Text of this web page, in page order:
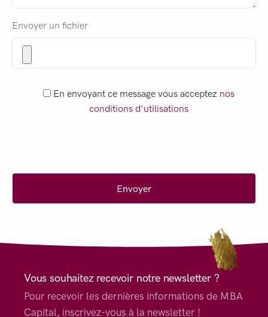
Envoyer un fichier
En envoyant ce message vous acceptez nos
conditions d’utilisations
Vous souhaitez recevoir notre newsletter ?
Pour recevoir les dernières informations de MBA
Capital, inscrivez-vous à la newsletter !